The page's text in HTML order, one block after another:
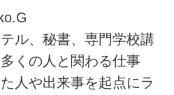
ル、秘書、専門学校講
くの人と関わる仕事
人や出来事を起点にラ